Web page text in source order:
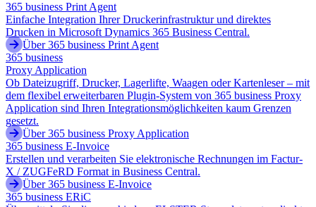
365 business Print Agent
Einfache Integration Ihrer Druckerinfrastruktur und direktes
Drucken in Microsoft Dynamics 365 Business Central.
Über 365 business Print Agent
365 business
Proxy Application
Ob Dateizugriff, Drucker, Lagerlifte, Waagen oder Kartenleser – mit
dem flexibel erweiterbaren Plugin-System von 365 business Proxy
Application sind Ihren Integrationsmöglichkeiten kaum Grenzen
gesetzt.
Über 365 business Proxy Application
365 business E-Invoice
Erstellen und verarbeiten Sie elektronische Rechnungen im Factur-
X / ZUGFeRD Format in Business Central.
Über 365 business E-Invoice
365 business ERiC